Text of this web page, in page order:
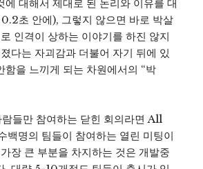
에 대해서 제대로 된 논리와 이유를 대
초 안에), 그렇지 않으면 바로 박살
인격이 상하는 이야기를 하진 않지
다는 자괴감과 더불어 자기 뒤에 있
함을 느끼게 되는 차원에서의 “박
들만 참여하는 닫힌 회의라면 All
명의 팀들이 참여하는 열린 미팅이
장 큰 부분을 차지하는 것은 개발중